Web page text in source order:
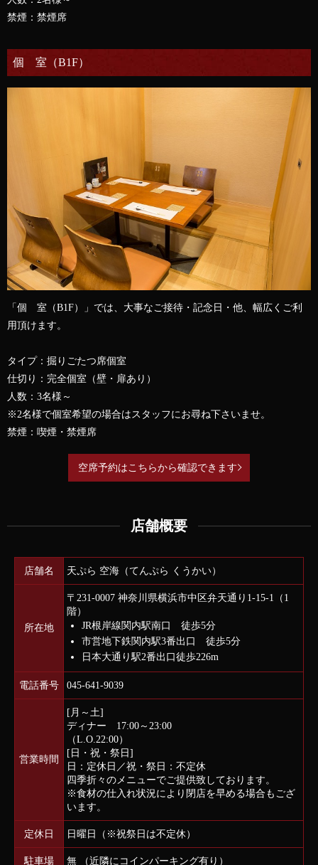
禁煙：禁煙席
個 室（B1F）
「個 室（B1F）」では、大事なご接待・記念日・他、幅広くご利
用頂けます。
タイプ：掘りごたつ席個室
仕切り：完全個室（壁・扉あり）
人数：3名様～
※2名様で個室希望の場合はスタッフにお尋ね下さいませ。
禁煙：喫煙・禁煙席
空席予約はこちらから確認できます
店舗概要
店舗名 天ぷら 空海（てんぷら くうかい）
所在地
〒231-0007 神奈川県横浜市中区弁天通り1-15-1（1
階）
JR根岸線関内駅南口 徒歩5分
市営地下鉄関内駅3番出口 徒歩5分
日本大通り駅2番出口徒歩226m
電話番号 045-641-9039
営業時間
[月～土]
ディナー 17:00～23:00
（L.O.22:00）
[日・祝・祭日]
日：定休日 ／祝・祭日：不定休
四季折々のメニューでご提供致しております。
※食材の仕入れ状況により閉店を早める場合もござ
います。
定休日 日曜日（※祝祭日は不定休）
駐車場 無 （近隣にコインパーキング有り）